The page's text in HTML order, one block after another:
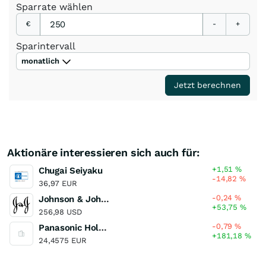
Sparrate wählen
€ - +
Sparintervall
monatlich
Jetzt berechnen
Aktionäre interessieren sich auch für:
Chugai Seiyaku
36,97 EUR
+1,51%
-14,82%
Johnson & Johnson
256,98 USD
-0,24%
+53,75%
Panasonic Holdings
24,4575 EUR
-0,79%
+181,18 %